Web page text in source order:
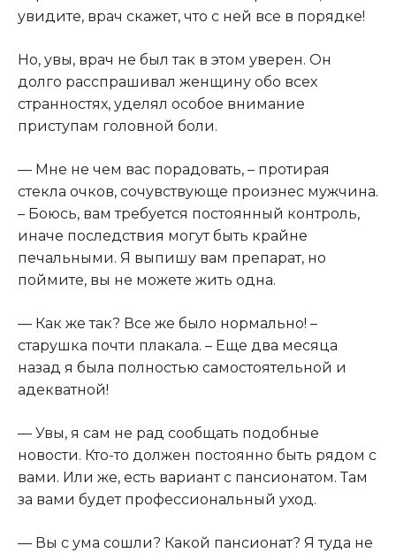
увидите, врач скажет, что с ней все в порядке!
Но, увы, врач не был так в этом уверен. Он
долго расспрашивал женщину обо всех
странностях, уделял особое внимание
приступам головной боли.
— Мне не чем вас порадовать, – протирая
стекла очков, сочувствующе произнес мужчина.
– Боюсь, вам требуется постоянный контроль,
иначе последствия могут быть крайне
печальными. Я выпишу вам препарат, но
поймите, вы не можете жить одна.
— Как же так? Все же было нормально! –
старушка почти плакала. – Еще два месяца
назад я была полностью самостоятельной и
адекватной!
— Увы, я сам не рад сообщать подобные
новости. Кто-то должен постоянно быть рядом с
вами. Или же, есть вариант с пансионатом. Там
за вами будет профессиональный уход.
— Вы с ума сошли? Какой пансионат? Я туда не